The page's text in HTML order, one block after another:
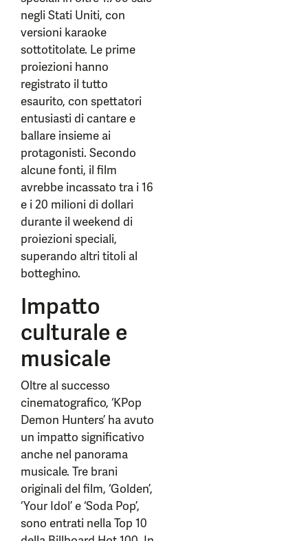
negli Stati Uniti, con
versioni karaoke
sottotitolate. Le prime
proiezioni hanno
registrato il tutto
esaurito, con spettatori
entusiasti di cantare e
ballare insieme ai
protagonisti. Secondo
alcune fonti, il film
avrebbe incassato tra i 16
e i 20 milioni di dollari
durante il weekend di
proiezioni speciali,
superando altri titoli al
botteghino.
Impatto
culturale e
musicale
Oltre al successo
cinematografico, ‘KPop
Demon Hunters’ ha avuto
un impatto significativo
anche nel panorama
musicale. Tre brani
originali del film, ‘Golden’,
‘Your Idol’ e ‘Soda Pop’,
sono entrati nella Top 10